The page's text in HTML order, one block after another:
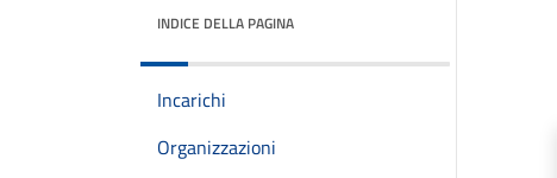
INDICE DELLA PAGINA
Incarichi
Organizzazioni